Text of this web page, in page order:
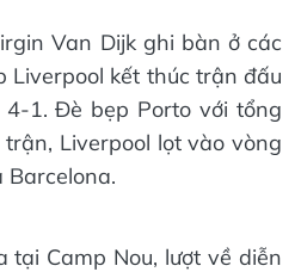
Van Dijk ghi bàn ở các
Liverpool kết thúc trận đấu
1. Đè bẹp Porto với tổng
Liverpool lọt vào vòng
Barcelona.
tại Camp Nou, lượt về diễn